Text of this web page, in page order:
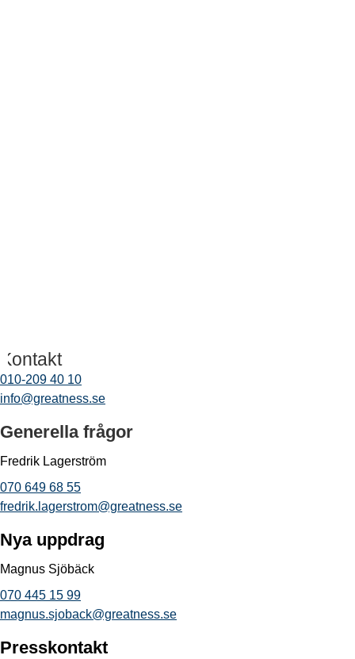
Kontakt
010-209 40 10
info@greatness.se
Generella frågor
Fredrik Lagerström
070 649 68 55
fredrik.lagerstrom@greatness.se
Nya uppdrag
Magnus Sjöbäck
070 445 15 99
magnus.sjoback@greatness.se
Presskontakt